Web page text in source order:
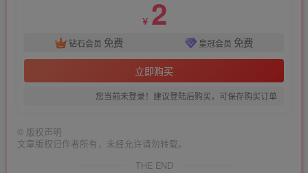
￥ 2
钻石会员 免费 皇冠会员 免费
立即购买
您当前未登录！建议登陆后购买，可保存购买订单
© 版权声明
文章版权归作者所有，未经允许请勿转载。
THE END